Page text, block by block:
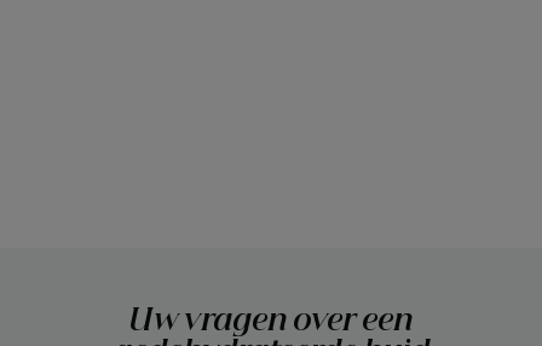
Uw vragen over een